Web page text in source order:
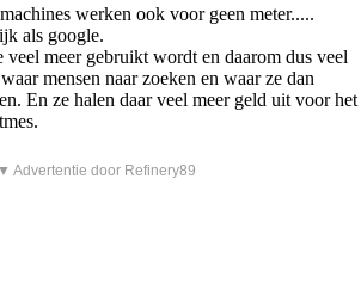
werken ook voor geen meter.....
als google.
meer gebruikt wordt en daarom dus veel
mensen naar zoeken en waar ze dan
En ze halen daar veel meer geld uit voor het
▼ Advertentie door Refinery89